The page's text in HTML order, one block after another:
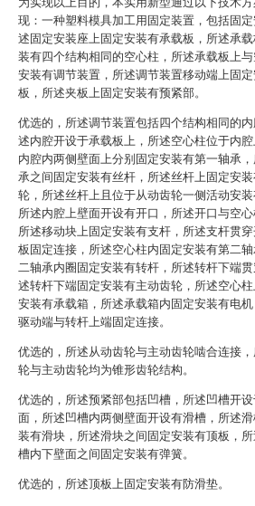
现：一种塑料模具加工用固定装置，包括固
述固定安装座上固定安装有承载板，所述承
装有四个结构相同的空心柱，所述承载板上
安装有调节装置，所述调节装置移动端上固
板，所述夹板上固定安装有预紧部。
优选的，所述调节装置包括四个结构相同的
述内腔开设于承载板上，所述空心柱位于内
内腔内两侧壁面上分别固定安装有第一轴承
承之间固定安装有丝杆，所述丝杆上固定安
轮，所述丝杆上且位于从动齿轮一侧活动安装
所述内腔上壁面开设有开口，所述开口与空心
所述移动块上固定安装有支杆，所述支杆贯
板固定连接，所述空心柱内固定安装有第二
二轴承内圈固定安装有转杆，所述转杆下端
述转杆下端固定安装有主动齿轮，所述空心
安装有承载箱，所述承载箱内固定安装有电
驱动端与转杆上端固定连接。
优选的，所述从动齿轮与主动齿轮啮合连接
轮与主动齿轮均为锥形齿轮结构。
优选的，所述预紧部包括凹槽，所述凹槽开
面，所述凹槽内两侧壁面开设有滑槽，所述
装有滑块，所述滑块之间固定安装有顶板，
槽内下壁面之间固定安装有弹簧。
优选的，所述顶板上固定安装有防滑垫。